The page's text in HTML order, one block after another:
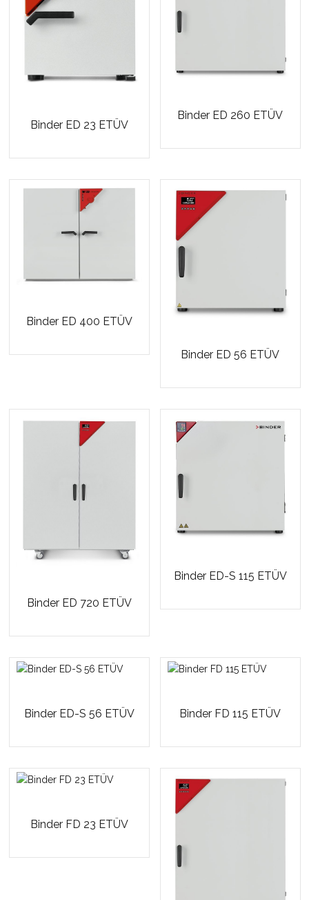
Binder ED 23 ETÜV
Binder ED 260 ETÜV
Binder ED 400 ETÜV
Binder ED 56 ETÜV
Binder ED 720 ETÜV
Binder ED-S 115 ETÜV
Binder ED-S 56 ETÜV Binder FD 115 ETÜV
Binder FD 23 ETÜV